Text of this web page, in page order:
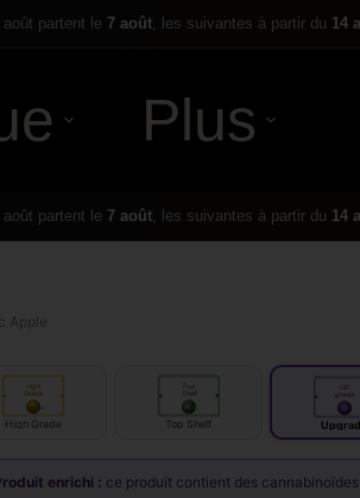
partent le 7 août, les suivantes à partir du 14
Plus
partent le 7 août , les suivantes à partir du 14
Apple
High
Grade
IN
High Grade
Top
Shelf
Top Shelf
grade
enrichi : ce produit contient des